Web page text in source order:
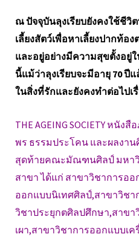
ณ ปัจจุบันลุงเรียบยังคงใช้ชีวิ
เลี้ยงสัตว์เพื่อหาเลี้ยงปากท้อ
และอยู่อย่างมีความสุขตั้งอยู่
นี้แม้ว่าลุงเรียบจะมีอายุ 70 ปี
ในสิ่งที่รักและยังคงทำต่อไปเ
THE AGEING SOCIETY หนั
พร ธรรมประโคน และผลงา
สุดท้ายคณะมัณฑนศิลป์ มหาวิ
สาขา ได้แก่ สาขาวิชาการอ
ออกแบบนิเทศศิลป์,สาขาวิช
วิชาประยุกตศิลปศึกษา,สาขา
เผา,สาขาวิชาการออกแบบเ